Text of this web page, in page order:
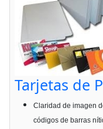
Tarjetas de
Claridad de imagen
códigos de barras